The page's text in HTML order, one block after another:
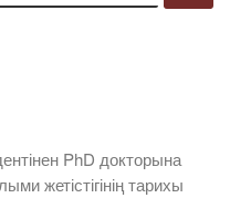
PhD докторына
жетістігінің тарихы